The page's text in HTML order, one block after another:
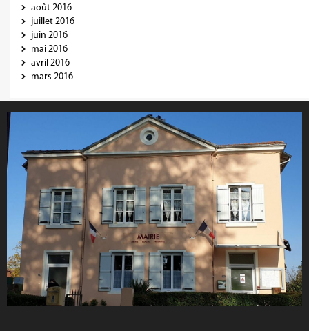
août 2016
juillet 2016
juin 2016
mai 2016
avril 2016
mars 2016